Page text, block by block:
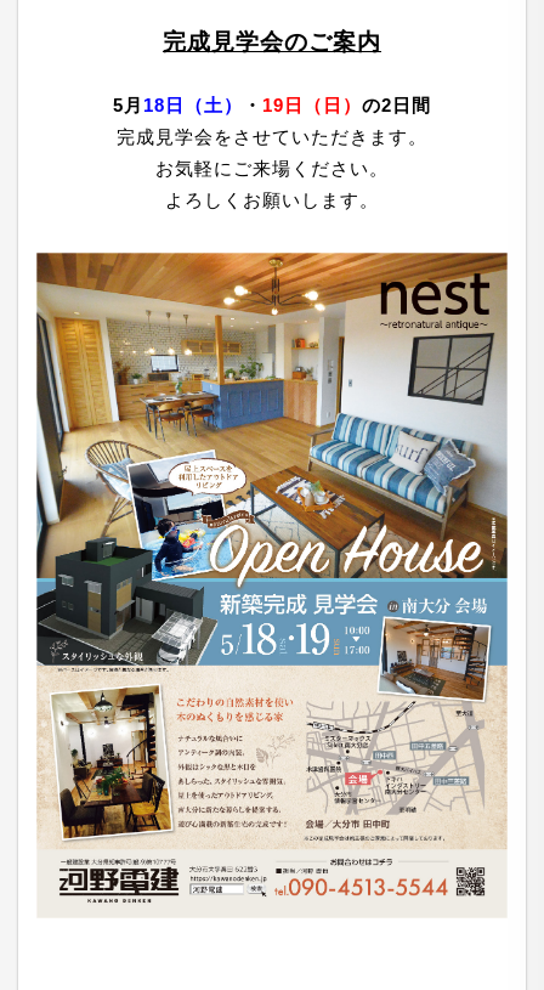
完成見学会のご案内
5月 18日（土） ・ 19日（日） の2日間
完成見学会をさせていただきます。
お気軽にご来場ください。
よろしくお願いします。